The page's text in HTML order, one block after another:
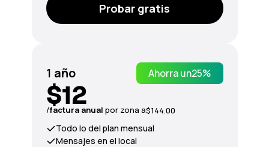
Probar gratis
1 año Ahorra un25%
$12
/factura anual por zona a$144.00
Todo lo del plan mensual
Mensajes en el local